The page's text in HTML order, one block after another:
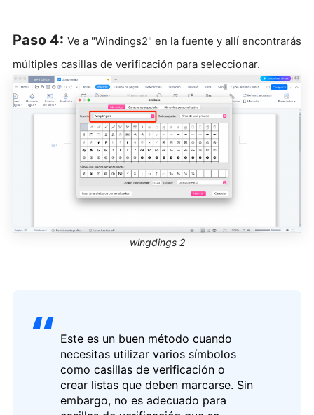
Paso 4: Ve a "Windings2" en la fuente y allí encontrarás
múltiples casillas de verificación para seleccionar.
wingdings 2
Este es un buen método cuando
necesitas utilizar varios símbolos
como casillas de verificación o
crear listas que deben marcarse. Sin
embargo, no es adecuado para